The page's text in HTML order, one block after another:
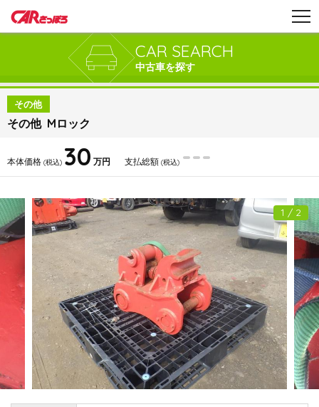
CAR SEARCH
中古車を探す
その他
その他 Mロック
本体価格 (税込) 30 万円 支払総額 (税込) ---
1 / 2